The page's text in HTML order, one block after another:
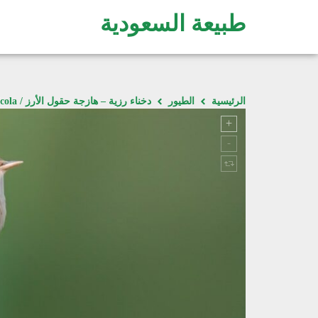
طبيعة السعودية
الرئيسية الطيور دخناء رزية – هازجة حقول الأرز / Acrocephalus agricola